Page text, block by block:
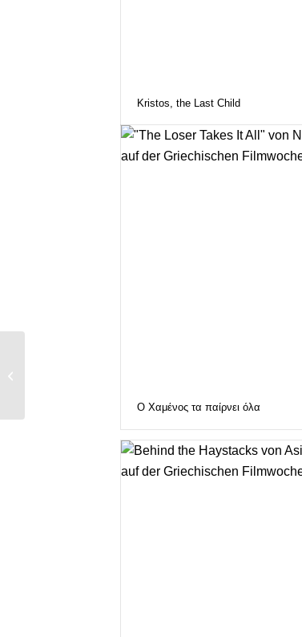
Kristos, the Last Child
Ο Χαμένος τα παίρνει όλα